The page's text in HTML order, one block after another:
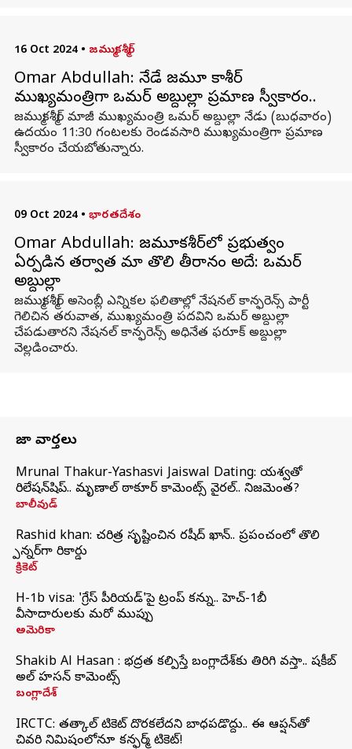
16 Oct 2024 • జమ్ముకశ్మీర్
Omar Abdullah: నేడే జమ్మూ కాశ్మీర్
ముఖ్యమంత్రిగా ఒమర్ అబ్దుల్లా ప్రమాణ స్వీకారం..
జమ్ముకశ్మీర్ మాజీ ముఖ్యమంత్రి ఒమర్ అబ్దుల్లా నేడు (బుధవారం)
ఉదయం 11:30 గంటలకు రెండవసారి ముఖ్యమంత్రిగా ప్రమాణ
స్వీకారం చేయబోతున్నారు.
09 Oct 2024 • భారతదేశం
Omar Abdullah: జమ్మూకశ్మీర్‌లో ప్రభుత్వం
ఏర్పడిన తర్వాత మా తొలి తీర్మానం అదే: ఒమర్‌
అబ్దుల్లా
జమ్ముకశ్మీర్ అసెంబ్లీ ఎన్నికల ఫలితాల్లో నేషనల్ కాన్ఫరెన్స్ పార్టీ
గెలిచిన తరువాత, ముఖ్యమంత్రి పదవిని ఒమర్ అబ్దుల్లా
చేపడుతారని నేషనల్ కాన్ఫరెన్స్ అధినేత ఫరూక్ అబ్దుల్లా
వెల్లడించారు.
తాజా వార్తలు
Mrunal Thakur-Yashasvi Jaiswal Dating: యశస్వితో
రిలేషన్‌షిప్.. మృణాల్ ఠాకూర్ కామెంట్స్ వైరల్.. నిజమెంత?
బాలీవుడ్
Rashid khan: చరిత్ర సృష్టించిన రషీద్ ఖాన్.. ప్రపంచంలో తొలి
స్పిన్నర్‌గా రికార్డు
క్రికెట్
H-1b visa: 'గ్రేస్‌ పీరియడ్‌'పై ట్రంప్‌ కన్ను.. హెచ్‌-1బీ
వీసాదారులకు మరో ముప్పు
అమెరికా
Shakib Al Hasan : భద్రత కల్పిస్తే బంగ్లాదేశ్‌కు తిరిగి వస్తా.. షకీబ్
అల్ హసన్ కామెంట్స్
బంగ్లాదేశ్
IRCTC: తత్కాల్ టికెట్ దొరకలేదని బాధపడొద్దు.. ఈ ఆప్షన్‌తో
చివరి నిమిషంలోనూ కన్ఫర్మ్ టికెట్!